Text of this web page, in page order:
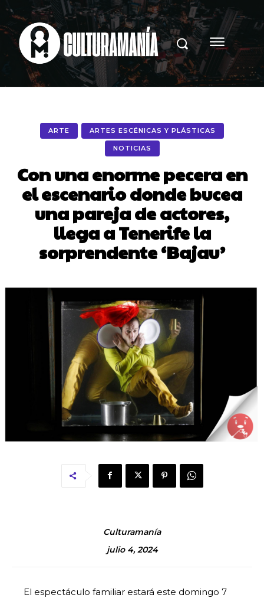
ARTE ARTES ESCÉNICAS Y PLÁSTICAS
NOTICIAS
Con una enorme pecera en
el escenario donde bucea
una pareja de actores,
llega a Tenerife la
sorprendente ‘Bajau’
Culturamanía
julio 4, 2024
El espectáculo familiar estará este domingo 7